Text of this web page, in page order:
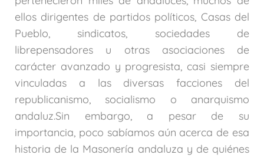
ellos dirigentes de partidos políticos, Casas del
Pueblo, sindicatos, sociedades de
librepensadores u otras asociaciones de
carácter avanzado y progresista, casi siempre
vinculadas a las diversas facciones del
republicanismo, socialismo o anarquismo
andaluz.Sin embargo, a pesar de su
importancia, poco sabíamos aún acerca de esa
historia de la Masonería andaluza y de quiénes